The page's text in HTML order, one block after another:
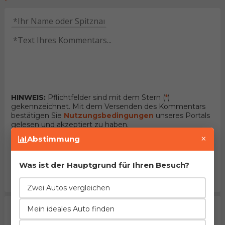
HINWEIS: Pflichtfelder sind mit dem Stern (*)
gekennzeichnet. Mit dem Versenden des Kommentars
bestätigen Sie Nutzungsbedingungen unseres Portals
gelesen und akzeptiert zu haben.
, damit Ihr Kommentar
veröffentlicht wird
Aktuell gibt es noch keine Kommentare. Seien sie der
erste der dies kommentiert.
Abstimmung ×
Was ist der Hauptgrund für Ihren Besuch?
Zwei Autos vergleichen
Mein ideales Auto finden